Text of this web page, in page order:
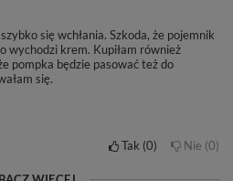
się wchłania. Szkoda, że pojemnik
wychodzi krem. Kupiłam również
pompka będzie pasować też do
się.
Tak 0 Nie 0